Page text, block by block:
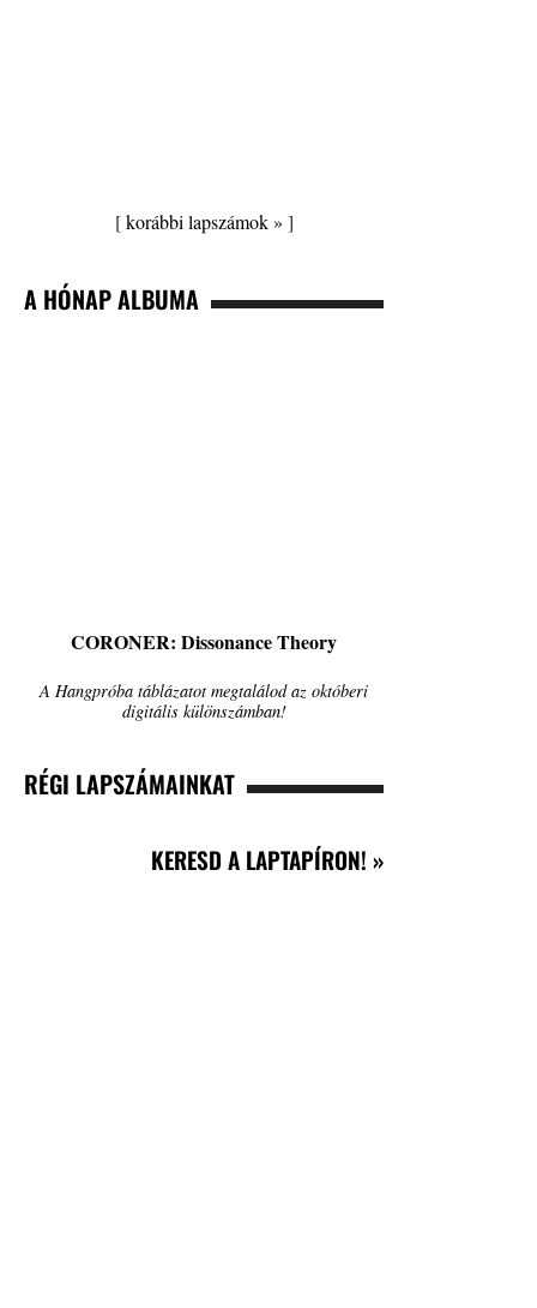
[korábbi lapszámok » ]
A HÓNAP ALBUMA
CORONER: Dissonance Theory
A Hangpróba táblázatot megtalálod az októberi
digitális különszámban!
RÉGI LAPSZÁMAINKAT
KERESD A LAPTAPÍRON! »